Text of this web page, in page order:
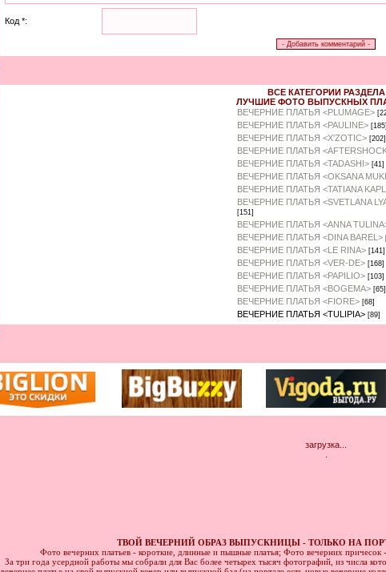
Код *:
ВСЕ КАТЕГОРИИ РАЗДЕЛА
ЛУЧШИЕ ФОТО ВЫПУСКНЫХ
ВЕЧЕРНИЕ ПЛАТЬЯ <PLUMAGE>
ВЕЧЕРНИЕ ПЛАТЬЯ <PAULINE> [185]
ВЕЧЕРНИЕ ПЛАТЬЯ <X'ZOTIC> [202]
ВЕЧЕРНИЕ ПЛАТЬЯ
ВЕЧЕРНИЕ ПЛАТЬЯ <TADASHI> [41]
ВЕЧЕРНИЕ ПЛАТЬЯ <OKSANA
ВЕЧЕРНИЕ ПЛАТЬЯ <TATIANA
ВЕЧЕРНИЕ ПЛАТЬЯ <SVETLANA
[151]
ВЕЧЕРНИЕ ПЛАТЬЯ <ANNA
ВЕЧЕРНИЕ ПЛАТЬЯ <DINA BAREL>
ВЕЧЕРНИЕ ПЛАТЬЯ <LE RINA> [141]
ВЕЧЕРНИЕ ПЛАТЬЯ <VER-DE> [168]
ВЕЧЕРНИЕ ПЛАТЬЯ <PAPILIO> [103]
ВЕЧЕРНИЕ ПЛАТЬЯ <BOGEMA> [65]
ВЕЧЕРНИЕ ПЛАТЬЯ <FIORE> [68]
ВЕЧЕРНИЕ ПЛАТЬЯ <TULIPIA> [89]
загрузка...
ТВОЙ ВЕЧЕРНИЙ ОБРАЗ ВЫПУСКНИЦЫ - ТОЛЬКО НА
Фото вечерних платьев - короткие, длинные и пышные платья; Фото вечерних
За три года усердной работы мы собрали для Вас более четырех тысяч фотографий, из числа